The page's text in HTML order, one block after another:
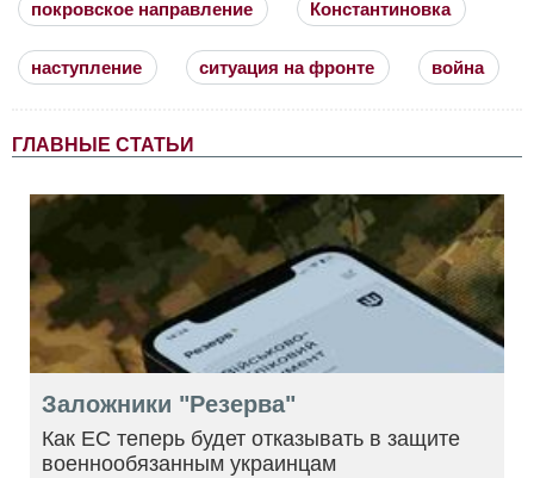
покровское направление Константиновка
наступление ситуация на фронте война
ГЛАВНЫЕ СТАТЬИ
Заложники "Резерва"
Как ЕС теперь будет отказывать в защите
военнообязанным украинцам